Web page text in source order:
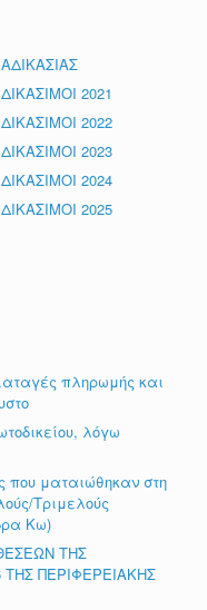
2021
2022
2023
2024
2025
πληρωμής και
λόγω
που ματαιώθηκαν στη
Τριμελούς
Κω)
ΤΗΣ
ΤΗΣ ΠΕΡΙΦΕΡΕΙΑΚΗΣ